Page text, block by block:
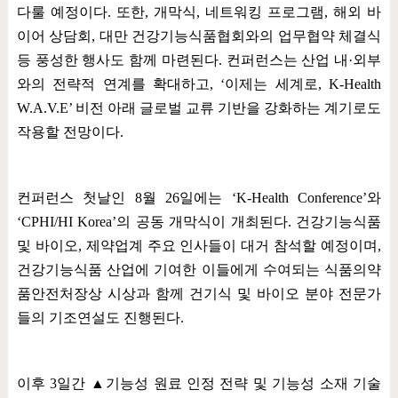
다룰 예정이다. 또한, 개막식, 네트워킹 프로그램,해외 바
이어 상담회 , 대만 건강기능식품협회와의 업무협약 체결식
등 풍성한 행사도 함께 마련된다. 컨퍼런스는 산업 내 ·외부
와의 전략적 연계를 확대하고, ‘이제는 세계로, K-Health
W.A.V.E’ 비전 아래 글로벌 교류 기반을 강화하는 계기로도
작용할 전망이다.
컨퍼런스 첫날인 8월 26일에는 ‘K-Health Conference’와
‘CPHI/HI Korea’의 공동 개막식이 개최된다. 건강기능식품
및 바이오, 제약업계 주요 인사들이 대거 참석할 예정이며 ,
건강기능식품 산업에 기여한 이들에게 수여되는 식품의약
품안전처장상 시상과 함께 건기식 및 바이오 분야 전문가
들의 기조연설도 진행된다.
이후3일간 ▲ 기능성 원료 인정 전략 및 기능성 소재 기술